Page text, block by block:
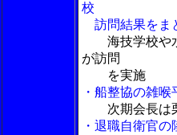
校
訪問結果をま
海技学校や
が訪問
を実施
・船整協の雑
次期会長は
・退職自衛官